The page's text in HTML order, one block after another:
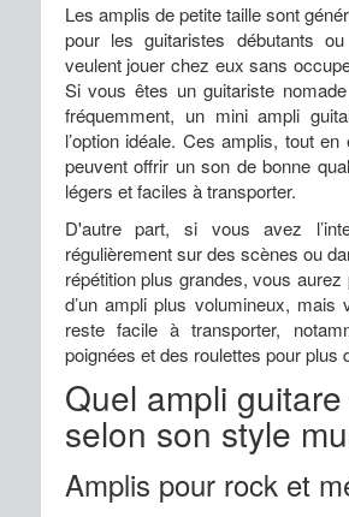
Les amplis de petite taille sont
pour les guitaristes débutants
veulent jouer chez eux sans
Si vous êtes un guitariste
fréquemment, un mini ampli
l’option idéale. Ces amplis, tout
peuvent offrir un son de bonne
légers et faciles à transporter.
D'autre part, si vous avez
régulièrement sur des scènes ou
répétition plus grandes, vous aurez
d’un ampli plus volumineux, mais
reste facile à transporter,
poignées et des roulettes pour plus
Quel ampli
selon son style
Amplis pour rock et